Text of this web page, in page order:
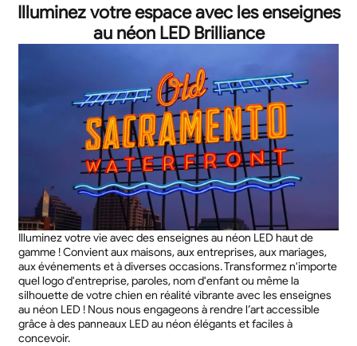
Illuminez votre espace avec les enseignes
au néon LED Brilliance
Illuminez votre vie avec des enseignes au néon LED haut de
gamme ! Convient aux maisons, aux entreprises, aux mariages,
aux événements et à diverses occasions. Transformez n'importe
quel logo d'entreprise, paroles, nom d'enfant ou même la
silhouette de votre chien en réalité vibrante avec les enseignes
au néon LED ! Nous nous engageons à rendre l’art accessible
grâce à des panneaux LED au néon élégants et faciles à
concevoir.